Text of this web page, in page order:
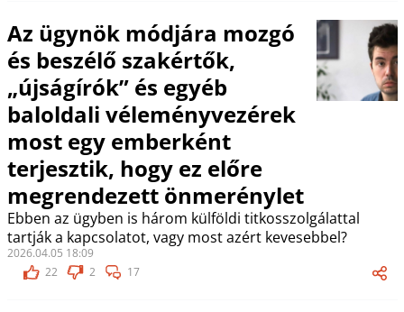
Az ügynök módjára mozgó
és beszélő szakértők,
„újságírók” és egyéb
baloldali véleményvezérek
most egy emberként
terjesztik, hogy ez előre
megrendezett önmerénylet
Ebben az ügyben is három külföldi titkosszolgálattal
tartják a kapcsolatot, vagy most azért kevesebbel?
2026.04.05 18:09
22
2 17